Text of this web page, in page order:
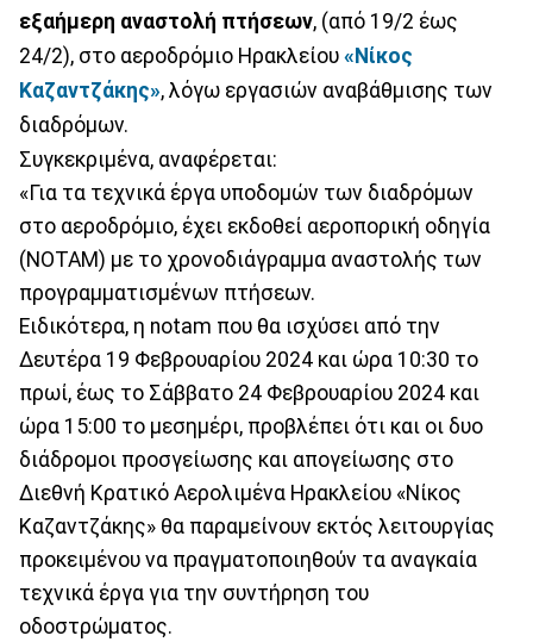
εξαήμερη αναστολή πτήσεων, (από 19/2 έως
24/2), στο αεροδρόμιο Ηρακλείου «Νίκος
Καζαντζάκης», λόγω εργασιών αναβάθμισης των
διαδρόμων.
Συγκεκριμένα, αναφέρεται:
«Για τα τεχνικά έργα υποδομών των διαδρόμων
στο αεροδρόμιο, έχει εκδοθεί αεροπορική οδηγία
(ΝΟΤΑΜ) με το χρονοδιάγραμμα αναστολής των
προγραμματισμένων πτήσεων.
Ειδικότερα, η notam που θα ισχύσει από την
Δευτέρα 19 Φεβρουαρίου 2024 και ώρα 10:30 το
πρωί, έως το Σάββατο 24 Φεβρουαρίου 2024 και
ώρα 15:00 το μεσημέρι, προβλέπει ότι και οι δυο
διάδρομοι προσγείωσης και απογείωσης στο
Διεθνή Κρατικό Αερολιμένα Ηρακλείου «Νίκος
Καζαντζάκης» θα παραμείνουν εκτός λειτουργίας
προκειμένου να πραγματοποιηθούν τα αναγκαία
τεχνικά έργα για την συντήρηση του
οδοστρώματος.